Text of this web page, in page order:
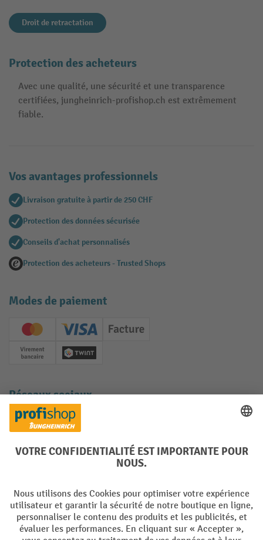
Droit de retractation
Protection des acheteurs
Avec une qualité, une sécurité et une transparence
certifiées, jungheinrich-profishop.ch est extrêmement
fiable.
Vos avantages professionnels
Livraison gratuite à partir de 250 CHF
Protection des données sécurisée
Conseils d'achat personnalisés
Protection des acheteurs - Trusted Shops
Modes de paiement
Creditcard (Master)Creditcard (Visa)
Facture
Paiement anticipé
Twint
Réseaux sociaux
Facebook
YouTube
LinkedInInstagram